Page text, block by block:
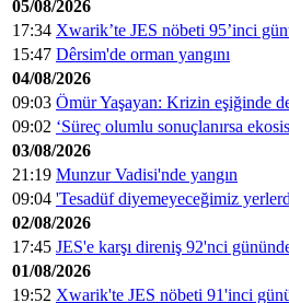
05/08/2026
17:34 Xwarik’te JES nöbeti 95’inci
15:47 Dêrsim'de orman yangını
04/08/2026
09:03 Ömür Yaşayan: Krizin eşiğinde
09:02 ‘Süreç olumlu sonuçlanırsa
03/08/2026
21:19 Munzur Vadisi'nde yangın
09:04 'Tesadüf diyemeyeceğimiz
02/08/2026
17:45 JES'e karşı direniş 92'nci
01/08/2026
19:52 Xwarik'te JES nöbeti 91'inci